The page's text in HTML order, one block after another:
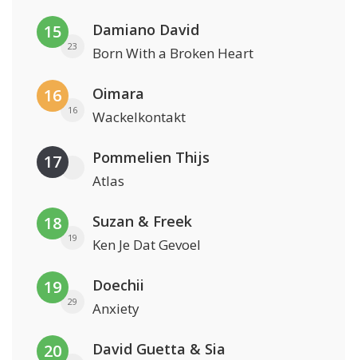
15
23
Damiano David
Born With a Broken Heart
16
16
Oimara
Wackelkontakt
17 Pommelien Thijs
Atlas
18
19
Suzan & Freek
Ken Je Dat Gevoel
19
29
Doechii
Anxiety
20 David Guetta & Sia